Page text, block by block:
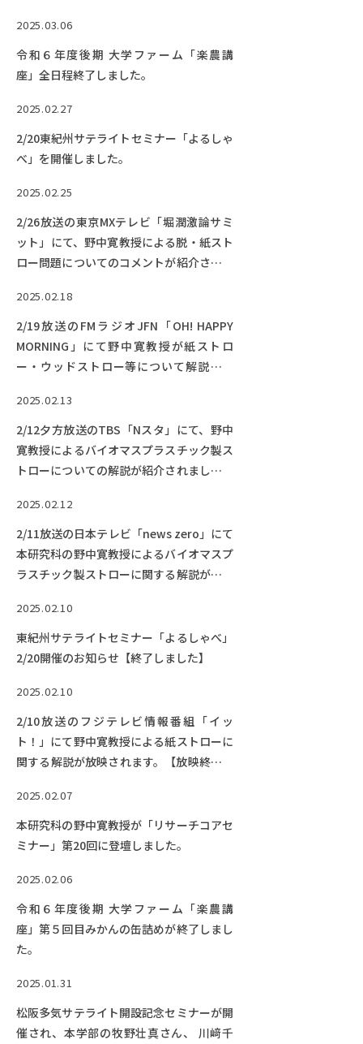
2025.03.06
令和６年度後期 大学ファーム「楽農講
座」全日程終了しました。
2025.02.27
2/20東紀州サテライトセミナー「よるしゃ
べ」を開催しました。
2025.02.25
2/26放送の東京MXテレビ「堀潤激論サミ
ット」にて、野中寛教授による脱・紙スト
ロー問題についてのコメントが紹介されま
2025.02.18
2/19放送のFMラジオJFN「OH! HAPPY
MORNING」にて野中寛教授が紙ストロ
ー・ウッドストロー等について解説しま
2025.02.13
2/12夕方放送のTBS「Nスタ」にて、野中
寛教授によるバイオマスプラスチック製ス
トローについての解説が紹介されました。
2025.02.12
2/11放送の日本テレビ「news zero」にて
本研究科の野中寛教授によるバイオマスプ
ラスチック製ストローに関する解説が紹介
2025.02.10
東紀州サテライトセミナー「よるしゃべ」
2/20開催のお知らせ【終了しました】
2025.02.10
2/10放送のフジテレビ情報番組「イッ
ト！」にて野中寛教授による紙ストローに
関する解説が放映されます。【放映終了。
2025.02.07
本研究科の野中寛教授が「リサーチコアセ
ミナー」第20回に登壇しました。
2025.02.06
令和６年度後期 大学ファーム「楽農講
座」第５回目みかんの缶詰めが終了しまし
た。
2025.01.31
松阪多気サテライト開設記念セミナーが開
催され、本学部の牧野壮真さん、 川﨑千